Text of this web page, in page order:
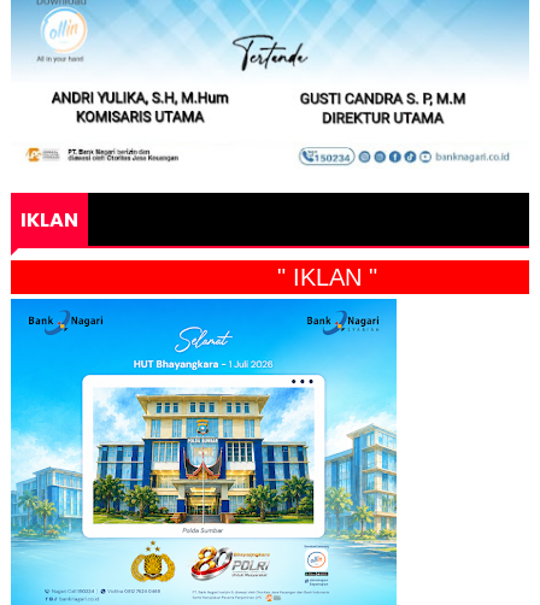
IKLAN
" IKLAN "